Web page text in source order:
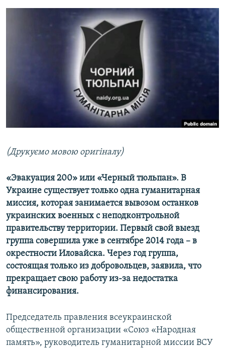
УКР
КТАТ
ДОЛУЧАЙСЯ!
Усі сайти RFE/RL
(Друкуємо мовою оригіналу)
«Эвакуация 200» или «Черный тюльпан». В
Украине существует только одна гуманитарная
миссия, которая занимается вывозом останков
украинских военных с неподконтрольной
правительству территории. Первый свой выезд
группа совершила уже в сентябре 2014 года – в
окрестности Иловайска. Через год группа,
состоящая только из добровольцев, заявила, что
прекращает свою работу из-за недостатка
финансирования.
Председатель правления всеукраинской
общественной организации «Союз «Народная
память», руководитель гуманитарной миссии ВСУ